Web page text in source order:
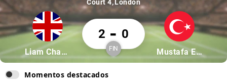
Court 4 London
Partícipe: Liam Channon
Liam Channon
Liam Channon 2 Mustafa Ege Sik 0
2 - 0
Finalizado
FIN Partícipe:
Mustafa Ege Sik
Momentos destacados